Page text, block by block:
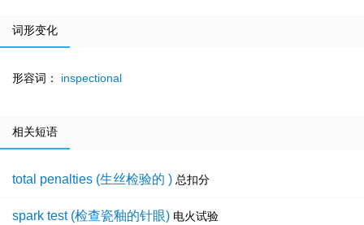
词形变化
形容词： inspectional
相关短语
total penalties (生丝检验的 ) 总扣分
spark test (检查瓷釉的针眼) 电火试验